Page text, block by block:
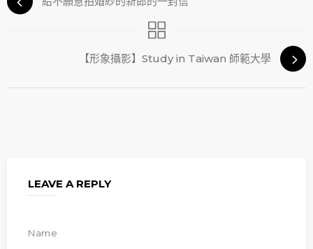
【形象攝影】Study in Taiwan 師範大學
LEAVE A REPLY